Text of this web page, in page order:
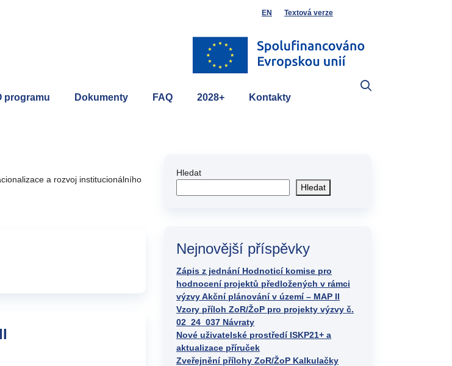
EN Textová verze
programu Dokumenty FAQ 2028+ Kontakty
a rozvoj institucionálního
Hledat
Hledat
Nejnovější příspěvky
Zápis z jednání Hodnoticí komise pro
hodnocení projektů předložených v rámci
výzvy Akční plánování v území – MAP II
Vzory příloh ZoR/ŽoP pro projekty výzvy č.
02_24_037 Návraty
Nové uživatelské prostředí ISKP21+ a
aktualizace příruček
Zveřejnění přílohy ZoR/ŽoP Kalkulačky